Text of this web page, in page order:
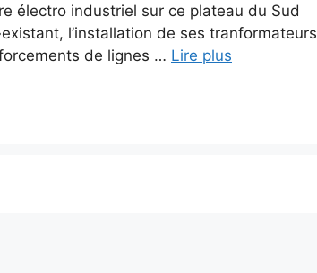
électro industriel sur ce plateau du Sud
l’installation de ses tranformateurs
de lignes … Lire plus